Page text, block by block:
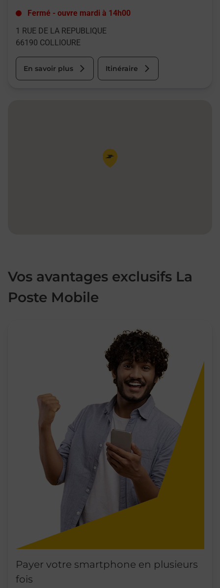
Fermé - ouvre mardi à 14h00
1 RUE DE LA REPUBLIQUE
66190 COLLIOURE
En savoir plus Itinéraire
Pin de la carte
Vos avantages exclusifs La
Poste Mobile
Payer votre smartphone en plusieurs
fois